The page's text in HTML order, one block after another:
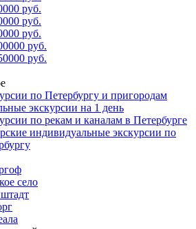
руб.
руб.
руб.
руб.
руб.
по Петербургу и пригородам
экскурсии на 1 день
по рекам и каналам в Петербурге
индивидуальные экскурсии по
село